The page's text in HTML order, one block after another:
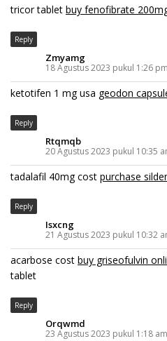
tricor tablet buy fenofibrate
Reply
Zmyamg
18 Agustus 2023 pukul 1:26 pm
ketotifen 1 mg usa geodon
Reply
Rtqmqb
20 Agustus 2023 pukul 10:35
tadalafil 40mg cost purchase
Reply
Isxcng
21 Agustus 2023 pukul 10:32
acarbose cost buy griseofulvin
tablet
Reply
Orqwmd
23 Agustus 2023 pukul 1:18 am